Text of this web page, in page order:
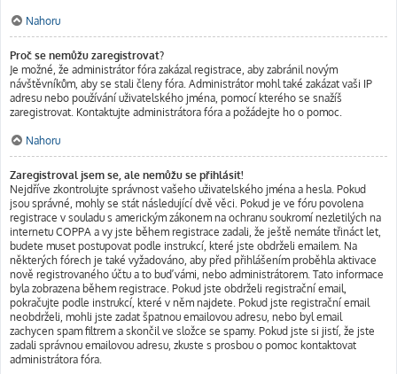
Nahoru
Proč se nemůžu zaregistrovat?
Je možné, že administrátor fóra zakázal registrace, aby zabránil novým
návštěvníkům, aby se stali členy fóra. Administrátor mohl také zakázat vaši IP
adresu nebo používání uživatelského jména, pomocí kterého se snažíš
zaregistrovat. Kontaktujte administrátora fóra a požádejte ho o pomoc.
Nahoru
Zaregistroval jsem se, ale nemůžu se přihlásit!
Nejdříve zkontrolujte správnost vašeho uživatelského jména a hesla. Pokud
jsou správné, mohly se stát následující dvě věci. Pokud je ve fóru povolena
registrace v souladu s americkým zákonem na ochranu soukromí nezletilých na
internetu COPPA a vy jste během registrace zadali, že ještě nemáte třináct let,
budete muset postupovat podle instrukcí, které jste obdrželi emailem. Na
některých fórech je také vyžadováno, aby před přihlášením proběhla aktivace
nově registrovaného účtu a to buď vámi, nebo administrátorem. Tato informace
byla zobrazena během registrace. Pokud jste obdrželi registrační email,
pokračujte podle instrukcí, které v něm najdete. Pokud jste registrační email
neobdrželi, mohli jste zadat špatnou emailovou adresu, nebo byl email
zachycen spam filtrem a skončil ve složce se spamy. Pokud jste si jistí, že jste
zadali správnou emailovou adresu, zkuste s prosbou o pomoc kontaktovat
administrátora fóra.